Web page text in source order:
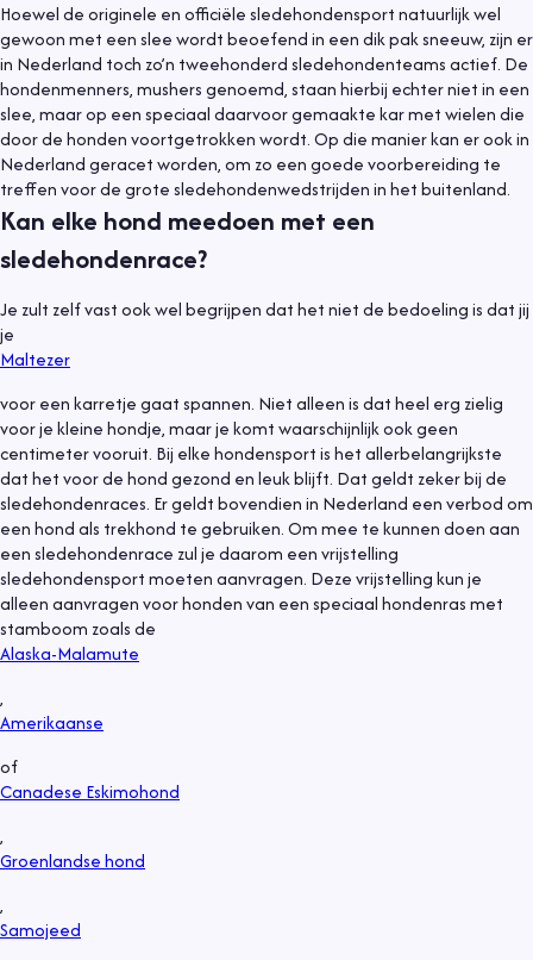
Hoewel de originele en officiële sledehondensport natuurlijk wel
gewoon met een slee wordt beoefend in een dik pak sneeuw, zijn er
in Nederland toch zo’n tweehonderd sledehondenteams actief. De
hondenmenners, mushers genoemd, staan hierbij echter niet in een
slee, maar op een speciaal daarvoor gemaakte kar met wielen die
door de honden voortgetrokken wordt. Op die manier kan er ook in
Nederland geracet worden, om zo een goede voorbereiding te
treffen voor de grote sledehondenwedstrijden in het buitenland.
Kan elke hond meedoen met een
sledehondenrace?
Je zult zelf vast ook wel begrijpen dat het niet de bedoeling is dat jij
je
Maltezer
voor een karretje gaat spannen. Niet alleen is dat heel erg zielig
voor je kleine hondje, maar je komt waarschijnlijk ook geen
centimeter vooruit. Bij elke hondensport is het allerbelangrijkste
dat het voor de hond gezond en leuk blijft. Dat geldt zeker bij de
sledehondenraces. Er geldt bovendien in Nederland een verbod om
een hond als trekhond te gebruiken. Om mee te kunnen doen aan
een sledehondenrace zul je daarom een vrijstelling
sledehondensport moeten aanvragen. Deze vrijstelling kun je
alleen aanvragen voor honden van een speciaal hondenras met
stamboom zoals de
Alaska-Malamute
,
Amerikaanse
of
Canadese Eskimohond
,
Groenlandse hond
,
Samojeed